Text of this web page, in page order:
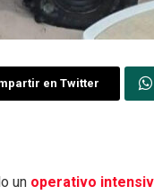
en Twitter
un operativo